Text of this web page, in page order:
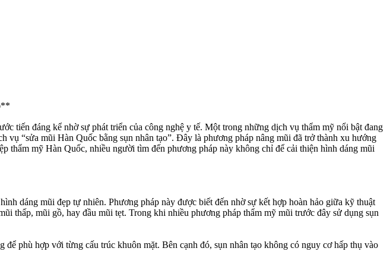
tiến đáng kể nhờ sự phát triển của công nghệ y tế. Một trong những dịch vụ thẩm mỹ nổi bật đang
“sửa mũi Hàn Quốc bằng sụn nhân tạo”. Đây là phương pháp nâng mũi đã trở thành xu hướng
thẩm mỹ Hàn Quốc, nhiều người tìm đến phương pháp này không chỉ để cải thiện hình dáng mũi
dáng mũi đẹp tự nhiên. Phương pháp này được biết đến nhờ sự kết hợp hoàn hảo giữa kỹ thuật
thấp, mũi gồ, hay đầu mũi tẹt. Trong khi nhiều phương pháp thẩm mỹ mũi trước đây sử dụng sụn
phù hợp với từng cấu trúc khuôn mặt. Bên cạnh đó, sụn nhân tạo không có nguy cơ hấp thụ vào